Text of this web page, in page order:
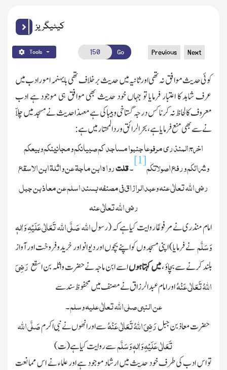
کیٹیگریز
Tools Go Previous Next
کوئی حدیث موافق نہ تھی اور ثانیہ میں حدیث برخلاف تھی با یہنمہ امور ادب میں
عرف شاہد کا اعتبار فرمایا تو جہاں خود حدیث بھی موافق ہی موجود ہے ادب
معروف کا لحاظ نہ کرنا کس درجہ گستاخی وبیباکی ہے معہذا حدیث نے مسجد میں چلاّ
نے سے بھی منع فرمایا ہے ، بحرالرائق وردالمحتار میں ہے :
اخرج المنذری مرفوعا جنبوا مساجد کم صبیانکم ومجانینکم وبیعکم
وشرائکم ورفع اصولاتکم[1]۔قلترواہ ابن ماجۃ عن واثلۃ ابن الاسقع
رضی اﷲ تعالٰی عنہ وعبدالرازاق فی مصنفہ بسند اسلم عن معاذ بن جبل
رضی اﷲ تعالٰی عنہ
امام منذری نے مرفوعًا روایت کیاہے کہ ( رسولاﷲصَلَّی اللہ تَعَالٰی عَلَیْہِ وَاٰلہٖ
وَسَلَّمنے فرمایا) اپنی مسجدوں کو اپنے بچوں اور دیوانو اور خرید وفروخت اور آواز
بلند کرنے سے بچاؤ ،میں کہتا ہوںاسے ابن ماجہ نے حضرت واثلہ بن اسقعرَضِیَ
اللہُ تَعَالٰی عَنْہُاور امام عبدالرزاق نے مصنف میں محفوظ سند سے
عن النبی صلی اﷲ تعالٰی علیہ وسلم۔
حضرت معاذبن جبلرَضِیَ اللہُ تَعَالٰی عَنْہُسے اور انھوں نے نبی اکرمصَلَّی اللہ
تَعَالٰی عَلَیْہِ وَاٰلہٖ وَسَلَّمسے روایت کیا ہے (ت)
تو اس ادب کی طرف خود حدیث میں ارشاد موجود ہے اور علماء نے اس ممانعت